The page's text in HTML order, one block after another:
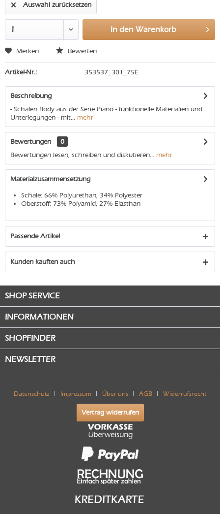
Auswahl zurücksetzen
In den Warenkorb
Merken Bewerten
Artikel-Nr.: 353537_301_75E
Beschreibung
- Schalen Body aus der Serie Piano - funktionelle Materialien und
Unterlegungen - mit... mehr
Bewertungen
0
Bewertungen lesen, schreiben und diskutieren... mehr
Materialzusammensetzung
Schale: 66% Polyurethan, 34% Polyester
Oberstoff: 73% Polyamid, 27% Elasthan
Passende Artikel
Kunden kauften auch
SHOP SERVICE
INFORMATIONEN
SHOPFINDER
NEWSLETTER
Datenschutz Impressum Über uns AGB Widerrufsrecht
Vertrag widerrufen